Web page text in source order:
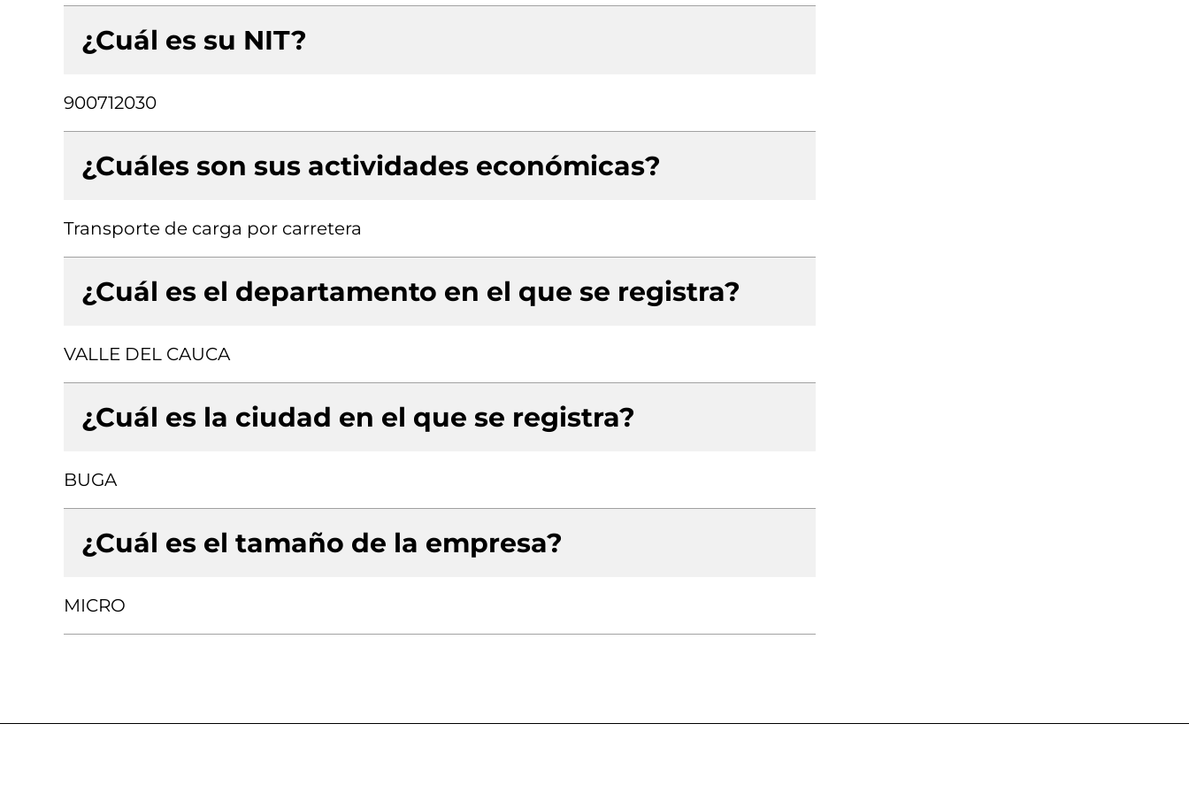
¿Cuál es su NIT?
900712030
¿Cuáles son sus actividades económicas?
Transporte de carga por carretera
¿Cuál es el departamento en el que se registra?
VALLE DEL CAUCA
¿Cuál es la ciudad en el que se registra?
BUGA
¿Cuál es el tamaño de la empresa?
MICRO